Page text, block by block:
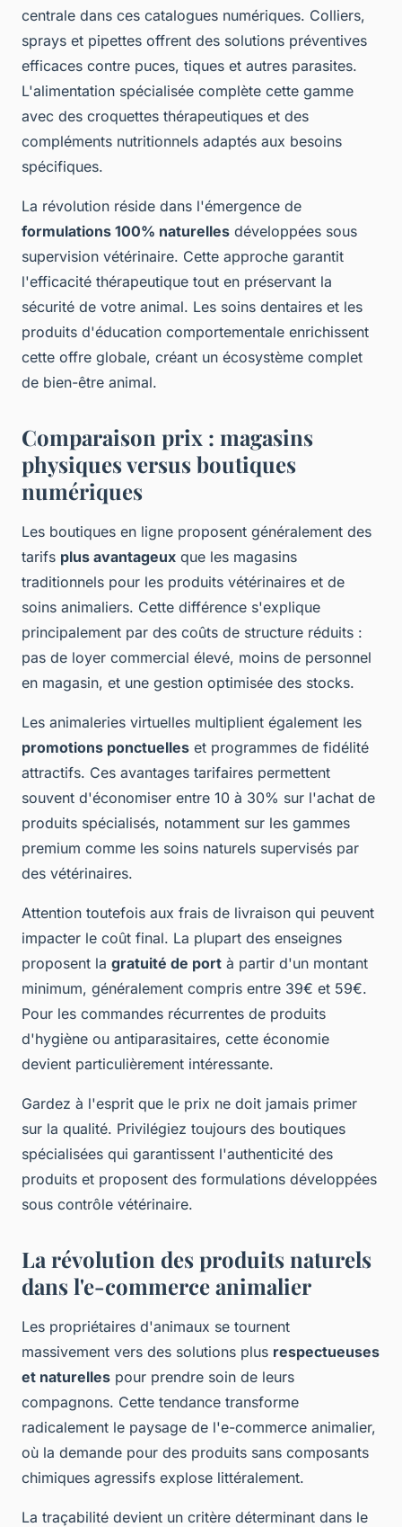
centrale dans ces catalogues numériques. Colliers,
sprays et pipettes offrent des solutions préventives
efficaces contre puces, tiques et autres parasites.
L'alimentation spécialisée complète cette gamme
avec des croquettes thérapeutiques et des
compléments nutritionnels adaptés aux besoins
spécifiques.
La révolution réside dans l'émergence de
formulations 100% naturelles développées sous
supervision vétérinaire. Cette approche garantit
l'efficacité thérapeutique tout en préservant la
sécurité de votre animal. Les soins dentaires et les
produits d'éducation comportementale enrichissent
cette offre globale, créant un écosystème complet
de bien-être animal.
Comparaison prix : magasins
physiques versus boutiques
numériques
Les boutiques en ligne proposent généralement des
tarifs plus avantageux que les magasins
traditionnels pour les produits vétérinaires et de
soins animaliers. Cette différence s'explique
principalement par des coûts de structure réduits :
pas de loyer commercial élevé, moins de personnel
en magasin, et une gestion optimisée des stocks.
Les animaleries virtuelles multiplient également les
promotions ponctuelles et programmes de fidélité
attractifs. Ces avantages tarifaires permettent
souvent d'économiser entre 10 à 30% sur l'achat de
produits spécialisés, notamment sur les gammes
premium comme les soins naturels supervisés par
des vétérinaires.
Attention toutefois aux frais de livraison qui peuvent
impacter le coût final. La plupart des enseignes
proposent la gratuité de port à partir d'un montant
minimum, généralement compris entre 39€ et 59€.
Pour les commandes récurrentes de produits
d'hygiène ou antiparasitaires, cette économie
devient particulièrement intéressante.
Gardez à l'esprit que le prix ne doit jamais primer
sur la qualité. Privilégiez toujours des boutiques
spécialisées qui garantissent l'authenticité des
produits et proposent des formulations développées
sous contrôle vétérinaire.
La révolution des produits naturels
dans l'e-commerce animalier
Les propriétaires d'animaux se tournent
massivement vers des solutions plus respectueuses
et naturelles pour prendre soin de leurs
compagnons. Cette tendance transforme
radicalement le paysage de l'e-commerce animalier,
où la demande pour des produits sans composants
chimiques agressifs explose littéralement.
La traçabilité devient un critère déterminant dans le